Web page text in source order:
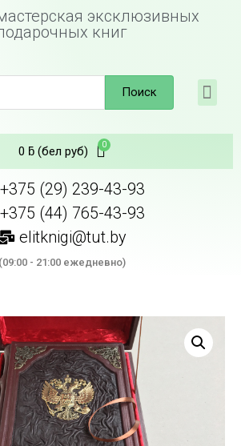
эксклюзивных
книг
Поиск
0 ƃ(бел руб)
+375 (29) 239-43-93
+375 (44) 765-43-93
elitknigi@tut.by
(09:00 - 21:00 ежедневно)